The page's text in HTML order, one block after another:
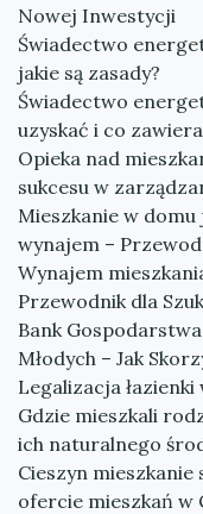
Nowej Inwestycji
Świadectwo
jakie są zasady?
Świadectwo
uzyskać i co
Opieka nad
sukcesu w
Mieszkanie w
wynajem –
Wynajem
Przewodnik dla
Bank
Młodych – Jak
Legalizacja
Gdzie mieszkali
ich naturalnego
Cieszyn
ofercie mieszkań w